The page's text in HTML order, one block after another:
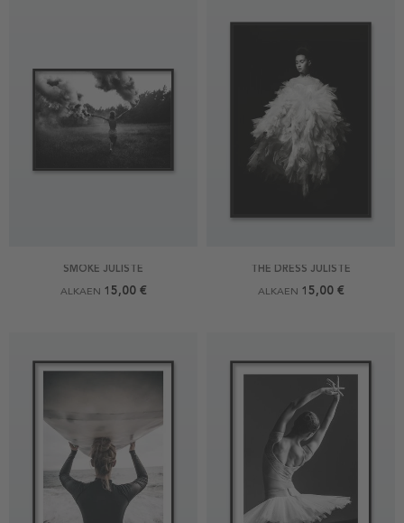
SMOKE JULISTE
ALKAEN 15,00 €
THE DRESS JULISTE
ALKAEN 15,00 €